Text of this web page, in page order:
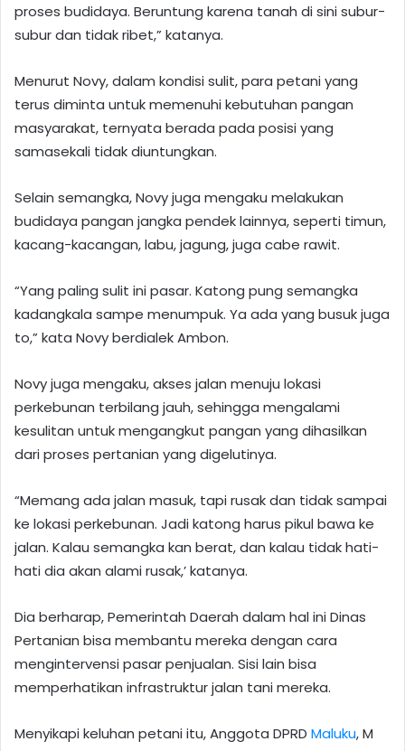
proses budidaya. Beruntung karena tanah di sini subur-
subur dan tidak ribet,” katanya.
Menurut Novy, dalam kondisi sulit, para petani yang
terus diminta untuk memenuhi kebutuhan pangan
masyarakat, ternyata berada pada posisi yang
samasekali tidak diuntungkan.
Selain semangka, Novy juga mengaku melakukan
budidaya pangan jangka pendek lainnya, seperti timun,
kacang-kacangan, labu, jagung, juga cabe rawit.
“Yang paling sulit ini pasar. Katong pung semangka
kadangkala sampe menumpuk. Ya ada yang busuk juga
to,” kata Novy berdialek Ambon.
Novy juga mengaku, akses jalan menuju lokasi
perkebunan terbilang jauh, sehingga mengalami
kesulitan untuk mengangkut pangan yang dihasilkan
dari proses pertanian yang digelutinya.
“Memang ada jalan masuk, tapi rusak dan tidak sampai
ke lokasi perkebunan. Jadi katong harus pikul bawa ke
jalan. Kalau semangka kan berat, dan kalau tidak hati-
hati dia akan alami rusak,’ katanya.
Dia berharap, Pemerintah Daerah dalam hal ini Dinas
Pertanian bisa membantu mereka dengan cara
mengintervensi pasar penjualan. Sisi lain bisa
memperhatikan infrastruktur jalan tani mereka.
Menyikapi keluhan petani itu, Anggota DPRD Maluku, M